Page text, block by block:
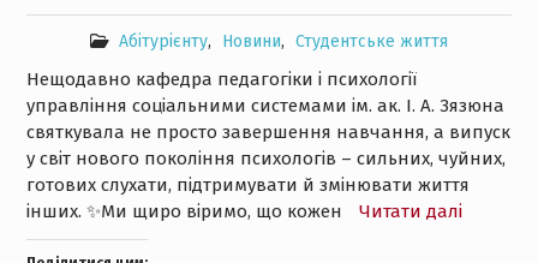
Абітурієнту, Новини, Студентське життя
Нещодавно кафедра педагогіки і психології
управління соціальними системами ім. ак. І. А. Зязюна
святкувала не просто завершення навчання, а випуск
у світ нового покоління психологів – сильних, чуйних,
готових слухати, підтримувати й змінювати життя
інших. ✨Ми щиро віримо, що кожен
Читати далі